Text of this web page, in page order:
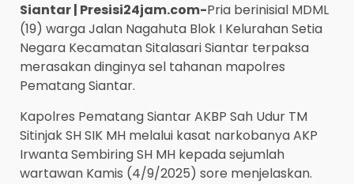
Siantar | Presisi24jam.com-Pria berinisial MDML
(19) warga Jalan Nagahuta Blok I Kelurahan Setia
Negara Kecamatan Sitalasari Siantar terpaksa
merasakan dinginya sel tahanan mapolres
Pematang Siantar.
Kapolres Pematang Siantar AKBP Sah Udur TM
Sitinjak SH SIK MH melalui kasat narkobanya AKP
Irwanta Sembiring SH MH kepada sejumlah
wartawan Kamis (4/9/2025) sore menjelaskan.